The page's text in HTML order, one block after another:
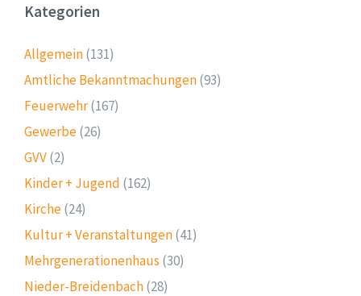
Kategorien
Allgemein(131)
Amtliche Bekanntmachungen(93)
Feuerwehr(167)
Gewerbe(26)
GVV(2)
Kinder + Jugend (162)
Kirche(24)
Kultur + Veranstaltungen(41)
Mehrgenerationenhaus (30)
Nieder-Breidenbach(28)